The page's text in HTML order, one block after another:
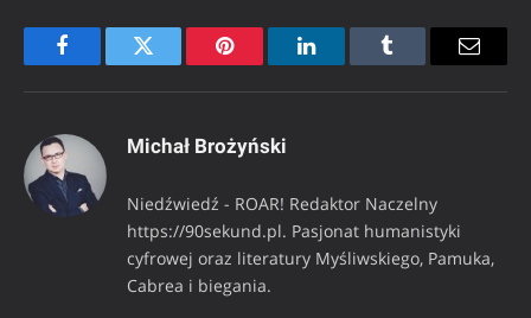
FacebookTwitter Pinterest LinkedInTumblr Email
Michał Brożyński
Niedźwiedź - ROAR! Redaktor Naczelny
https://90sekund.pl. Pasjonat humanistyki
cyfrowej oraz literatury Myśliwskiego, Pamuka,
Cabrea i biegania.